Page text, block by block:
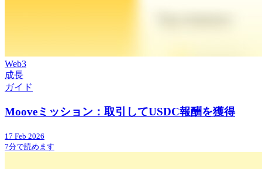
Web3
成長
ガイド
Mooveミッション：取引してUSDC報酬を獲得
17 Feb 2026
7分で読めます